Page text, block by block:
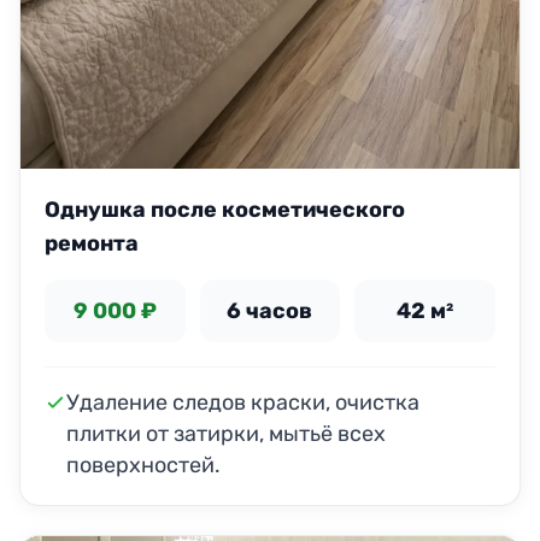
Однушка после косметического
ремонта
9 000 ₽ 6 часов 42 м²
Удаление следов краски, очистка
плитки от затирки, мытьё всех
поверхностей.